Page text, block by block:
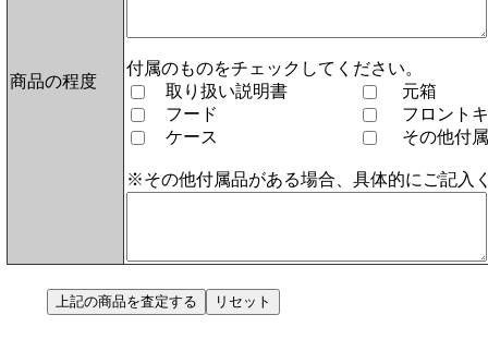
商品の程度
付属のものをチェックしてください。
取り扱い説明書
元箱
フード
フロント
ケース
その他付
※その他付属品がある場合、具体的にご記入